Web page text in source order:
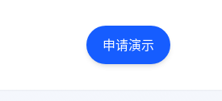
申请演示